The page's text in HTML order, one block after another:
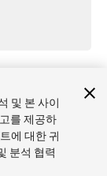
셋 스토어
및 본 사이
를 제공하
에 대한 귀
분석 협력